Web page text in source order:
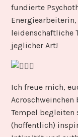
fundierte
leidenschaftliche
jeglicher Art!
Ich freue mich,
Tempel begleiten
(hoffentlich)